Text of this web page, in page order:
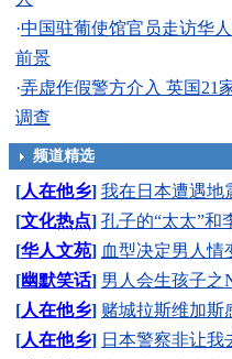
·中国驻葡使馆官员走访华
前景
·弄虚作假警方介入 英国21
调查
频道精选
[人在他乡] 我在日本遭遇地
[文化热点] 孔子的“太太”和
[华人文苑] 血型决定男人情
[幽默笑话] 男人会生孩子之
[人在他乡] 赌城拉斯维加斯
[人在他乡] 日本警察非让我